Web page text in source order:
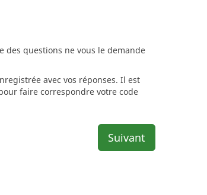
des questions ne vous le demande
avec vos réponses. Il est
faire correspondre votre code
Suivant